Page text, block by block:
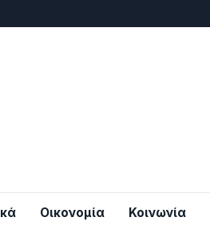
Οικονομία Κοινωνία